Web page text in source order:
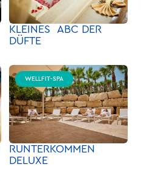
KLEINES ABC DER
DÜFTE
WELLFIT-SPA
RUNTERKOMMEN
DELUXE